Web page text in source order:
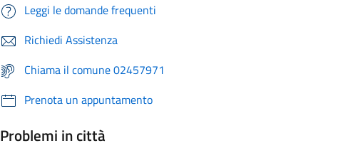
Leggi le domande frequenti
Richiedi Assistenza
Chiama il comune 02457971
Prenota un appuntamento
Problemi in città